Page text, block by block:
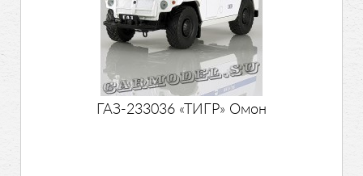
ГАЗ-233036 «ТИГР» Омон